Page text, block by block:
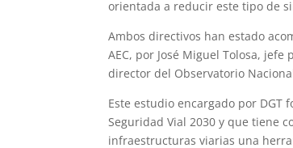
orientada a reducir este tipo de
Ambos directivos han estado
AEC, por José Miguel Tolosa,
director del Observatorio
Este estudio encargado por DGT
Seguridad Vial 2030 y que tiene
infraestructuras viarias una